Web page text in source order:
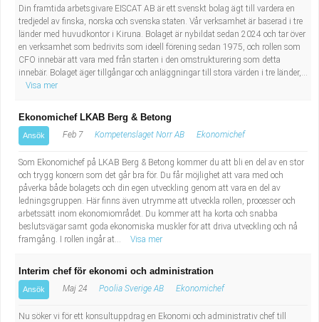
Din framtida arbetsgivare EISCAT AB är ett svenskt bolag ägt till vardera en
tredjedel av finska, norska och svenska staten. Vår verksamhet är baserad i tre
länder med huvudkontor i Kiruna. Bolaget är nybildat sedan 2024 och tar över
en verksamhet som bedrivits som ideell förening sedan 1975, och rollen som
CFO innebär att vara med från starten i den omstrukturering som detta
innebär. Bolaget äger tillgångar och anläggningar till stora värden i tre länder,...
Visa mer
Ekonomichef LKAB Berg & Betong
Ansök Feb 7 Kompetenslaget Norr AB Ekonomichef
Som Ekonomichef på LKAB Berg & Betong kommer du att bli en del av en stor
och trygg koncern som det går bra för. Du får möjlighet att vara med och
påverka både bolagets och din egen utveckling genom att vara en del av
ledningsgruppen. Här finns även utrymme att utveckla rollen, processer och
arbetssätt inom ekonomiområdet. Du kommer att ha korta och snabba
beslutsvägar samt goda ekonomiska muskler för att driva utveckling och nå
framgång. I rollen ingår at...
Visa mer
Interim chef för ekonomi och administration
Ansök Maj 24 Poolia Sverige AB Ekonomichef
Nu söker vi för ett konsultuppdrag en Ekonomi och administrativ chef till